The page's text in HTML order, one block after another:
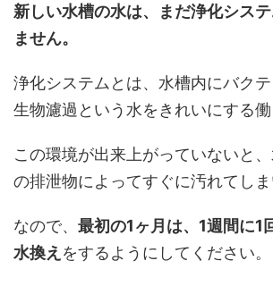
新しい水槽の水は、まだ浄化シス
ません。
浄化システムとは、水槽内にバクテ
生物濾過という水をきれいにする働
この環境が出来上がっていないと
の排泄物によってすぐに汚れてしま
なので、 最初の1ヶ月は、1週間に1
水換え をするようにしてください。